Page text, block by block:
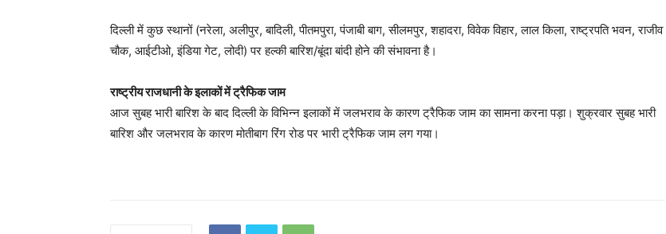
दिल्ली में कुछ स्थानों (नरेला, अलीपुर, बादिली, पीतमपुरा, पंजाबी बाग, सीलमपुर, शहादरा, विवेक विहार, लाल किला, राष्ट्रपति भवन, राजीव
चौक, आईटीओ, इंडिया गेट, लोदी) पर हल्की बारिश/बूंदा बांदी होने की संभावना है।
राष्ट्रीय राजधानी के इलाकों में ट्रैफिक जाम
आज सुबह भारी बारिश के बाद दिल्ली के विभिन्न इलाकों में जलभराव के कारण ट्रैफिक जाम का सामना करना पड़ा। शुक्रवार सुबह भारी
बारिश और जलभराव के कारण मोतीबाग रिंग रोड पर भारी ट्रैफिक जाम लग गया।